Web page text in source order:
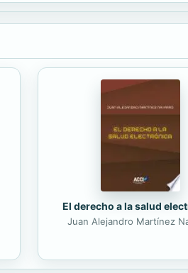
El derecho a la salud
Juan Alejandro Martínez